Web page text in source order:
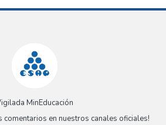
MinEducación
comentarios en nuestros canales oficiales!